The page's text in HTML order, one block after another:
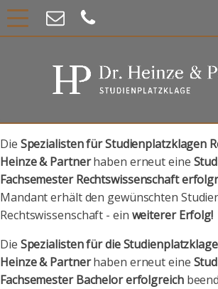
Die Spezialisten für Studienplatzklagen
Heinze & Partnerhaben erneut eine
Fachsemester Rechtswissenschaft
Mandant erhält den gewünschten
Rechtswissenschaft - ein weiterer Erfolg!
Die Spezialisten für die
Heinze & Partnerhaben erneut eine
Fachsemester Bachelor erfolgreich